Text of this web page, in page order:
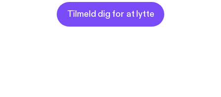
Tilmeld dig for at lytte